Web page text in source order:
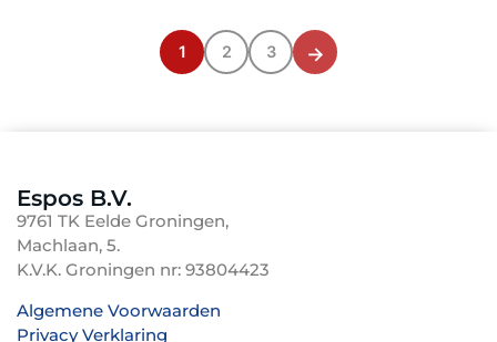
1 2 3 →
Espos B.V.
9761 TK Eelde Groningen,
Machlaan, 5.
K.V.K. Groningen nr: 93804423
Algemene Voorwaarden
Privacy Verklaring